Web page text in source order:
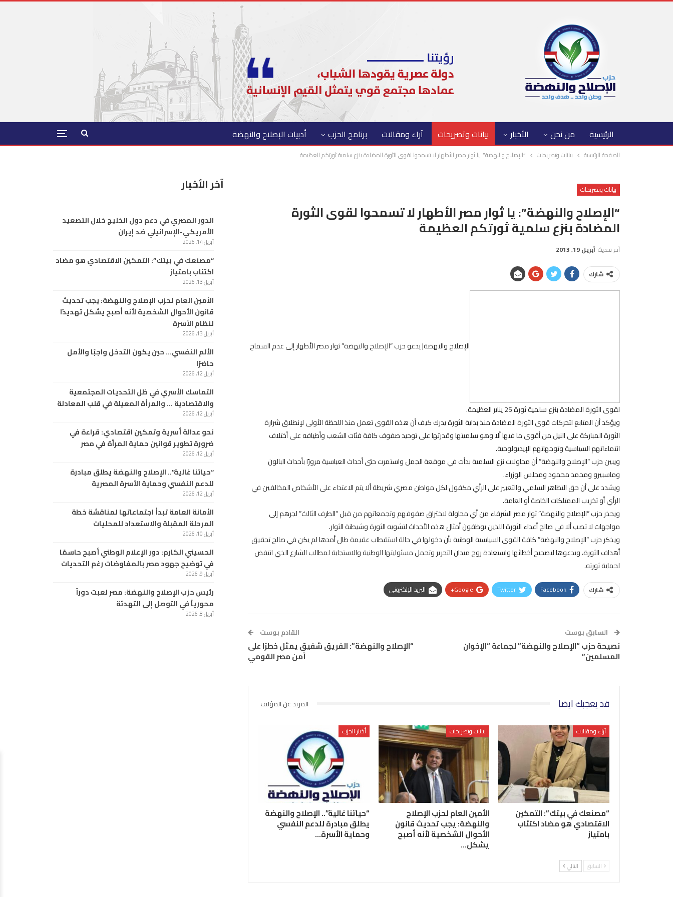
الرئيسية من نحن الأخبار بيانات وتصريحات آراء ومقالات برنامج الحزب أدبيات الإصلاح والنهضة
الصفحة الرئيسية بيانات وتصريحات “الإصلاح والنهضة”: يا ثوار مصر الأطهار لا تسمحوا لقوى الثورة المضادة بنزع سلمية ثورتكم العظيمة
بيانات وتصريحات
“الإصلاح والنهضة”: يا ثوار مصر الأطهار لا تسمحوا لقوى الثورة
المضادة بنزع سلمية ثورتكم العظيمة
آخر تحديث أبريل 19, 2013
شارك
الإصلاح والنهضة| يدعو حزب “الإصلاح والنهضة” ثوار مصر الأطهار إلى عدم السماح
لقوى الثورة المضادة بنزع سلمية ثورة 25 يناير العظيمة.
ويؤكد أن المتابع لتحركات قوى الثورة المضادة منذ بداية الثورة يدرك كيف أن هذه القوى تعمل منذ اللحظة الأولى لإنطلاق شرارة
الثورة المباركة على النيل من أقوى ما فيها ألا وهو سلميتها وقدرتها على توحيد صفوف كافة فئات الشعب وأطيافه على أختلاف
انتماءاتهم السياسية وتوجهاتهم الإيديولوجية.
ويبين حزب “الإصلاح والنهضة” أن محاولات نزع السلمية بدأت في موقعة الجمل واستمرت حتى أحداث العباسية مرورًا بأحداث البالون
وماسبيرو ومحمد محمود ومجلس الوزراء.
ويشدد على أن حق التظاهر السلمي والتعبير على الرأي مكفول لكل مواطن مصري شريطة ألا يتم الاعتداء على الأشخاص المخالفين في
الرأي أو تخريب الممتلكات الخاصة أو العامة.
ويحذر حزب “الإصلاح والنهضة” ثوار مصر الشرفاء من أي محاولة لاختراق صفوفهم وتجمعاتهم من قبل “الطرف الثالث” لجرهم إلى
مواجهات لا تصب ألا في صالح أعداء الثورة اللذين يوظفون أمثال هذه الأحداث لتشويه الثورة وشيطنة الثوار.
ويذكر حزب “الإصلاح والنهضة” كافة القوى السياسية الوطنية بأن دخولها في حالة استقطاب عقيمة طال أمدها لم يكن في صالح تحقيق
أهداف الثورة، ويدعوها لتصحيح أخطائها واستعادة روح ميدان التحرير وتحمل مسئوليتها الوطنية والاستجابة لمطالب الشارع الذي انتفض
لحماية ثورته.
شارك Facebook
Twitter
Google+ البريد الإلكتروني
السابق بوست
نصيحة حزب “الإصلاح والنهضة” لجماعة “الإخوان
المسلمين”
القادم بوست
“الإصلاح والنهضة”: الفريق شفيق يمثل خطرًا على
أمن مصر القومي
قد يعجبك ايضا المزيد عن المؤلف
آراء ومقالات
“مصنعك في بيتك”: التمكين
الاقتصادي هو مضاد اكتئاب
بامتياز
بيانات وتصريحات
الأمين العام لحزب الإصلاح
والنهضة: يجب تحديث قانون
الأحوال الشخصية لأنه أصبح
يشكل…
أخبار الحزب
“حياتنا غالية”.. الإصلاح والنهضة
يطلق مبادرة للدعم النفسي
وحماية الأسرة…
السابق التالي
آخر الأخبار
الدور المصري في دعم دول الخليج خلال التصعيد
الأمريكي-الإسرائيلي ضد إيران
أبريل 14, 2026
“مصنعك في بيتك”: التمكين الاقتصادي هو مضاد
اكتئاب بامتياز
أبريل 13, 2026
الأمين العام لحزب الإصلاح والنهضة: يجب تحديث
قانون الأحوال الشخصية لأنه أصبح يشكل تهديدًا
لنظام الأسرة
أبريل 13, 2026
الألم النفسي… حين يكون التدخل واجبًا والأمل
حاضرًا
أبريل 12, 2026
التماسك الأسري في ظل التحديات المجتمعية
والاقتصادية … والمرأة المعيلة في قلب المعادلة
أبريل 12, 2026
نحو عدالة أسرية وتمكين اقتصادي: قراءة في
ضرورة تطوير قوانين حماية المرأة في مصر
أبريل 12, 2026
“حياتنا غالية”.. الإصلاح والنهضة يطلق مبادرة
للدعم النفسي وحماية الأسرة المصرية
أبريل 12, 2026
الأمانة العامة تبدأ اجتماعاتها لمناقشة خطة
المرحلة المقبلة والاستعداد للمحليات
أبريل 10, 2026
الحسيني الكارم: دور الإعلام الوطني أصبح حاسمًا
في توضيح جهود مصر بالمفاوضات رغم التحديات
أبريل 9, 2026
رئيس حزب الإصلاح والنهضة: مصر لعبت دوراً
محورياً في التوصل إلى التهدئة
أبريل 8, 2026